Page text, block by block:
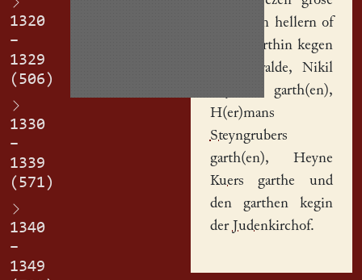
1320
–
1329
(506)
1330
–
1339
(571)
1340
–
1349
mit dryen hellern of
garthin kegen
Klepfilswalde, Nikil
garth(en),
H(er)mans
Steyngrubers
garth(en), Heyne
Kuers garthe und
den garthen kegin
derJudenkirchof.